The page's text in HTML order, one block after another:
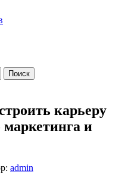
карьеру
маркетинга и
admin